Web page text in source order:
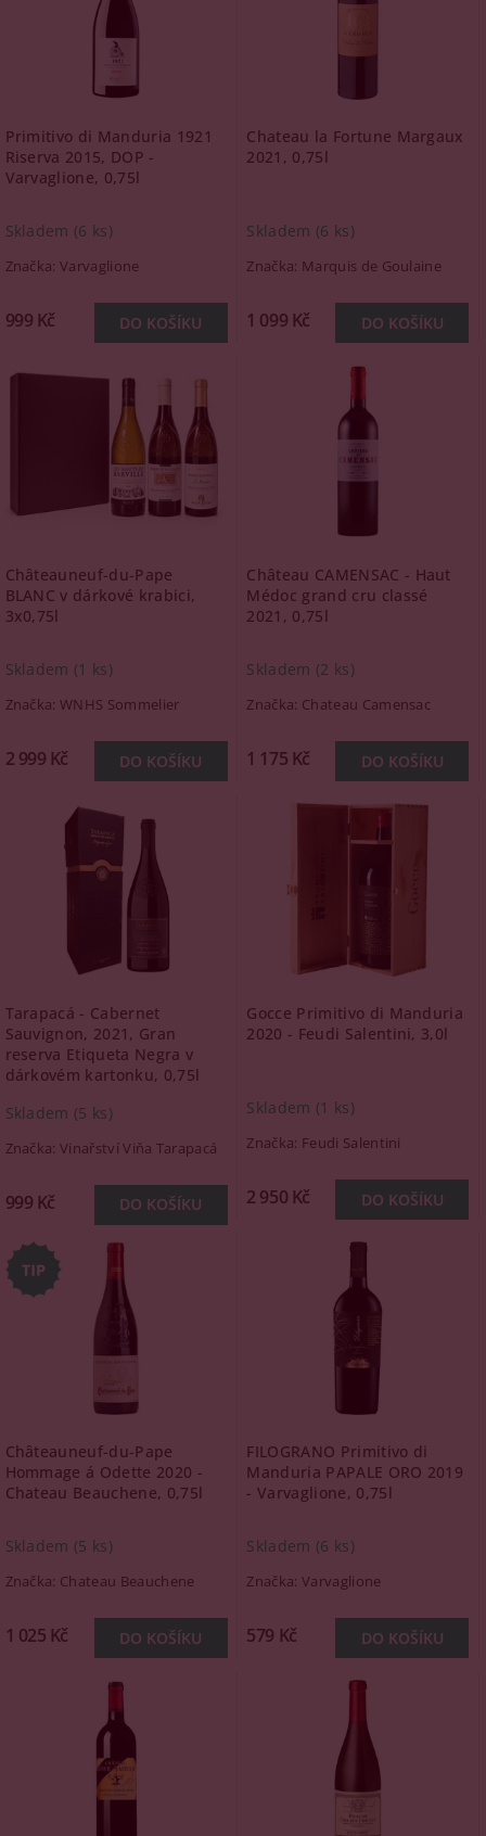
Primitivo di Manduria 1921
Riserva 2015, DOP -
Varvaglione, 0,75l
Skladem (6 ks)
Značka:Varvaglione
999 Kč
Chateau la Fortune Margaux
2021, 0,75l
Skladem (6 ks)
Značka: Marquis de Goulaine
1 099 Kč
Châteauneuf-du-Pape
BLANC v dárkové krabici,
3x0,75l
Skladem (1 ks)
Značka:WNHS Sommelier
2 999 Kč
Château CAMENSAC - Haut
Médoc grand cru classé
2021, 0,75l
Skladem (2 ks)
Značka: Chateau Camensac
1 175 Kč
Tarapacá - Cabernet
Sauvignon, 2021, Gran
reserva Etiqueta Negra v
dárkovém kartonku, 0,75l
Skladem (5 ks)
Značka:Vinařství Viňa Tarapacá
999 Kč
Gocce Primitivo di Manduria
2020 - Feudi Salentini, 3,0l
Skladem (1 ks)
Značka: Feudi Salentini
2 950 Kč
Châteauneuf-du-Pape
Hommage á Odette 2020 -
Chateau Beauchene, 0,75l
Skladem (5 ks)
Značka: Chateau Beauchene
1 025 Kč
FILOGRANO Primitivo di
Manduria PAPALE ORO 2019
- Varvaglione, 0,75l
Skladem (6 ks)
Značka: Varvaglione
579 Kč